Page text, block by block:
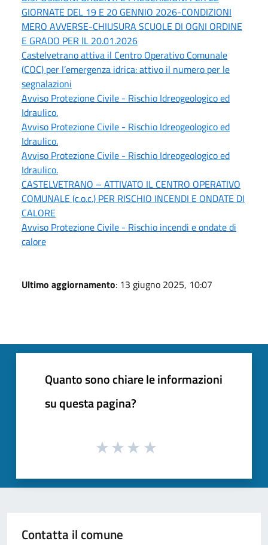
GIORNATE DEL 19 E 20 GENNIO 2026-CONDIZIONI
MERO AVVERSE-CHIUSURA SCUOLE DI OGNI ORDINE
E GRADO PER lL 20.01.2026
Castelvetrano attiva il Centro Operativo Comunale
(COC) per l’emergenza idrica: attivo il numero per le
segnalazioni
Avviso Protezione Civile - Rischio Idreogeologico ed
Idraulico.
Avviso Protezione Civile - Rischio Idreogeologico ed
Idraulico.
Avviso Protezione Civile - Rischio Idreogeologico ed
Idraulico.
CASTELVETRANO – ATTIVATO IL CENTRO OPERATIVO
COMUNALE (c.o.c.) PER RISCHIO INCENDI E ONDATE DI
CALORE
Avviso Protezione Civile - Rischio incendi e ondate di
calore
Ultimo aggiornamento: 13 giugno 2025, 10:07
Quanto sono chiare le informazioni
su questa pagina?
Contatta il comune